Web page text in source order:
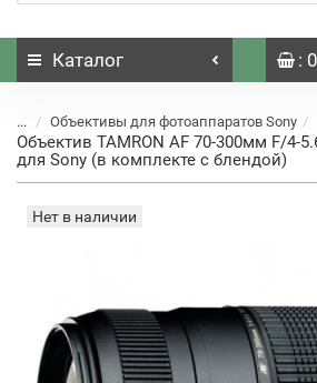
Каталог : 0
... Объективы для фотоаппаратов Sony
Объектив TAMRON AF 70-300мм F/4-
для Sony (в комплекте с блендой)
Нет в наличии